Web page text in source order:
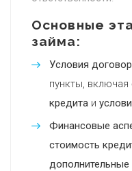
Основные
займа:
Условия
пункты, включая
кредита и
Финансовые
стоимость